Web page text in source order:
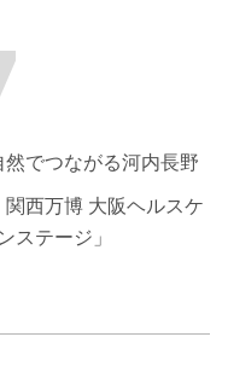
でつながる河内長野
西万博 大阪ヘルスケ
ステージ」